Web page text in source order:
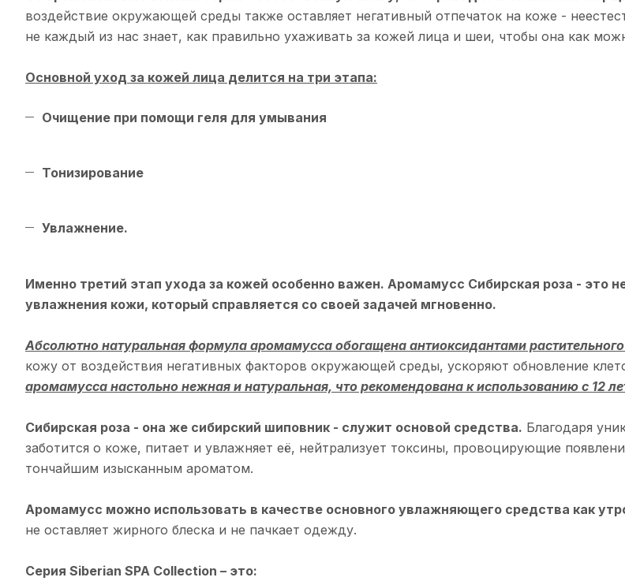
воздействие окружающей среды также оставляет негативный отпечаток на коже -
не каждый из нас знает, как правильно ухаживать за кожей лица и шеи, чтобы она как
Основной уход за кожей лица делится на три этапа:
Очищение при помощи геля для умывания
Тонизирование
Увлажнение.
Именно третий этап ухода за кожей особенно важен. Аромамусс Сибирская роза - это
увлажнения кожи, который справляется со своей задачей мгновенно.
Абсолютно натуральная формула аромамусса обогащена антиоксидантами
кожу от воздействия негативных факторов окружающей среды, ускоряют обновление
аромамусса настольно нежная и натуральная, что рекомендована к использованию с 12
Сибирская роза - она же сибирский шиповник - служит основой средства. Благодаря
заботится о коже, питает и увлажняет её, нейтрализует токсины, провоцирующие
тончайшим изысканным ароматом.
Аромамусс можно использовать в качестве основного увлажняющего средства как
не оставляет жирного блеска и не пачкает одежду.
Серия Siberian SPA Collection – это: